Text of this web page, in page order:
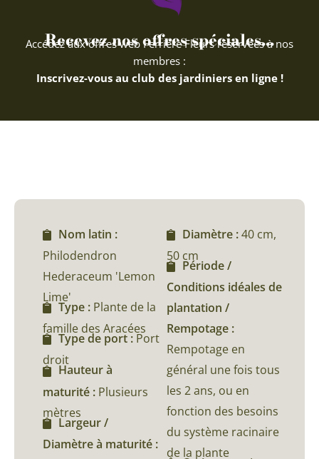
Recevez nos offres spéciales...
Accédez aux offres web Ferriere Fleurs réservées à nos
membres :
Inscrivez-vous au club des jardiniers en ligne !
Nom latin :
Philodendron
Hederaceum 'Lemon
Lime'
Type : Plante de la
famille des Aracées
Type de port : Port
droit
Hauteur à
maturité : Plusieurs
mètres
Largeur /
Diamètre à maturité :
Diamètre :40 cm,
50 cm
Période /
Conditions idéales de
plantation /
Rempotage :
Rempotage en
général une fois tous
les 2 ans, ou en
fonction des besoins
du système racinaire
de la plante